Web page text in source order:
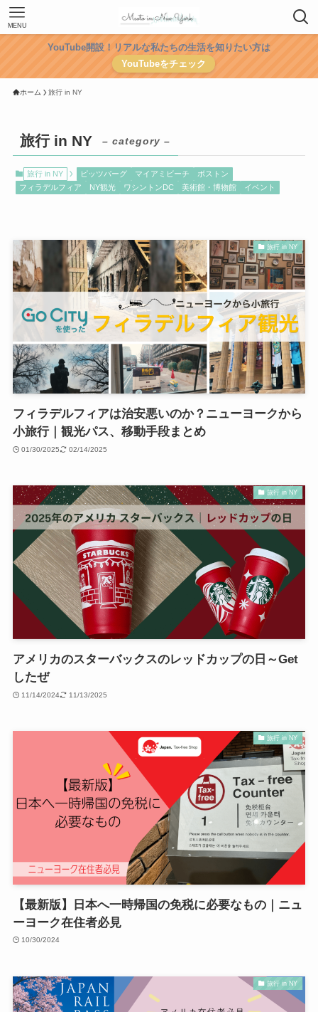
MENU
YouTube開設！リアルな私たちの生活を知りたい方は
YouTubeをチェック
ホーム 旅行 in NY
旅行 in NY – category –
旅行 in NY ピッツバーグ マイアミビーチ
ボストン
フィラデルフィア
NY観光 ワシントンDC 美術館・博物館 イベント
旅行 in NY
フィラデルフィアは治安悪いのか？ニューヨークから
小旅行｜観光パス、移動手段まとめ
01/30/2025 02/14/2025
旅行 in NY
アメリカのスターバックスのレッドカップの日～Get
したぜ
11/14/2024 11/13/2025
旅行 in NY
【最新版】日本へ一時帰国の免税に必要なもの｜ニュ
ーヨーク在住者必見
10/30/2024
旅行 in NY